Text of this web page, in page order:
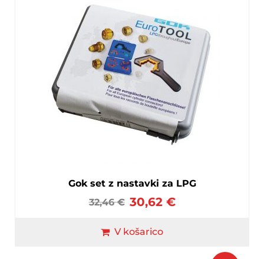
Gok set z nastavki za LPG
32,46€ 30,62€
V košarico